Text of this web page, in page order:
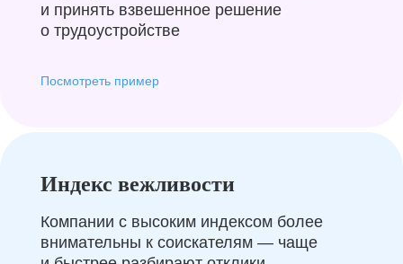
и принять взвешенное решение
о трудоустройстве
Посмотреть пример
Индекс вежливости
Компании с высоким индексом более
внимательны к соискателям — чаще